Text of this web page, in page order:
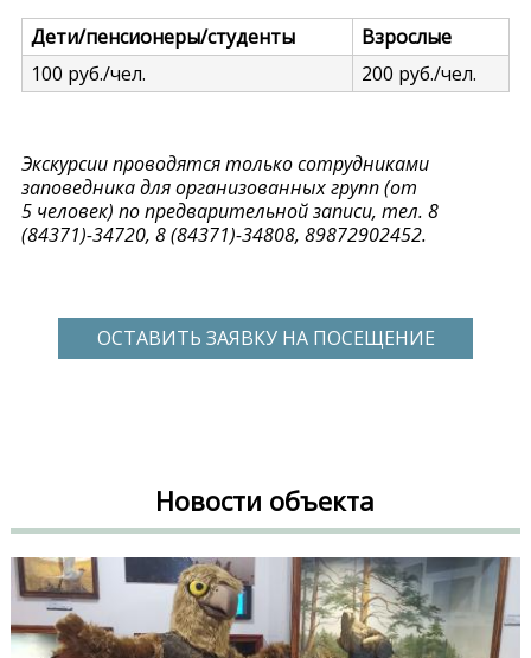
Дети/пенсионеры/студенты
Взрослые
100 руб./чел.
200 руб./чел.
Экскурсии проводятся только сотрудниками
заповедника для организованных групп (от
5 человек) по предварительной записи, тел. 8
(84371)-34720, 8 (84371)-34808, 89872902452.
ОСТАВИТЬ ЗАЯВКУ НА ПОСЕЩЕНИЕ
Новости объекта